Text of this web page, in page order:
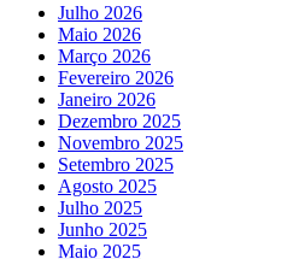
Julho 2026
Maio 2026
Março 2026
Fevereiro 2026
Janeiro 2026
Dezembro 2025
Novembro 2025
Setembro 2025
Agosto 2025
Julho 2025
Junho 2025
Maio 2025